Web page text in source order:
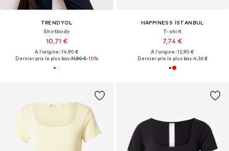
TRENDYOL
Shirtbody
10,71 €
À l'origine : 14,90 €
Dernier prix le plus bas :11,90 €-10%
HAPPINESS İSTANBUL
T-shirt
7,74 €
À l'origine : 12,90 €
Dernier prix le plus bas :4,36 €